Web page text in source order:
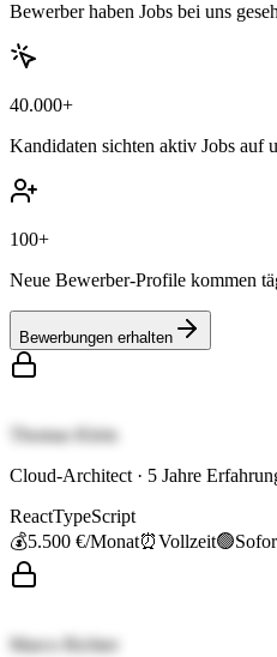
Bewerber haben Jobs bei uns
40.000+
Kandidaten sichten aktiv Jobs auf
100+
Neue Bewerber-Profile kommen
Bewerbungen erhalten
Thomas Klein
Cloud-Architect · 5 Jahre
ReactTypeScript
💰5.500 €/Monat⏰Vollzeit🟢
Marco Richter